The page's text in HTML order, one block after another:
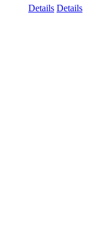
Details Details